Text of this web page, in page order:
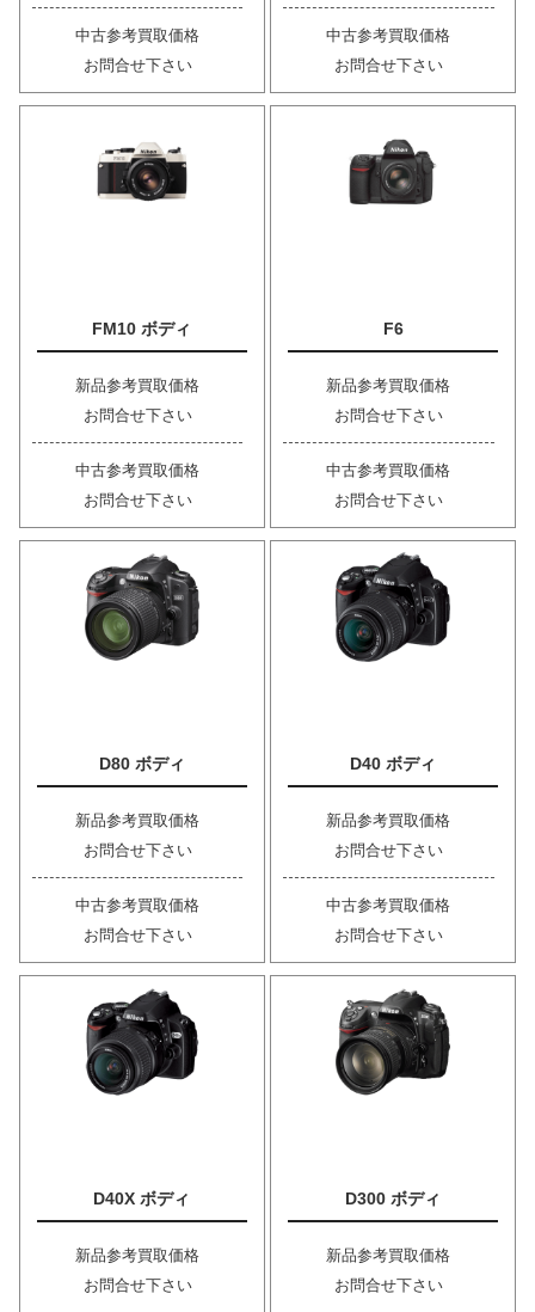
中古参考買取価格
お問合せ下さい
中古参考買取価格
お問合せ下さい
FM10 ボディ
新品参考買取価格
お問合せ下さい
中古参考買取価格
お問合せ下さい
F6
新品参考買取価格
お問合せ下さい
中古参考買取価格
お問合せ下さい
D80 ボディ
新品参考買取価格
お問合せ下さい
中古参考買取価格
お問合せ下さい
D40 ボディ
新品参考買取価格
お問合せ下さい
中古参考買取価格
お問合せ下さい
D40X ボディ
新品参考買取価格
お問合せ下さい
D300 ボディ
新品参考買取価格
お問合せ下さい